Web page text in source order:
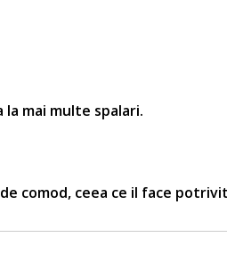
mai multe spalari.
comod, ceea ce il face